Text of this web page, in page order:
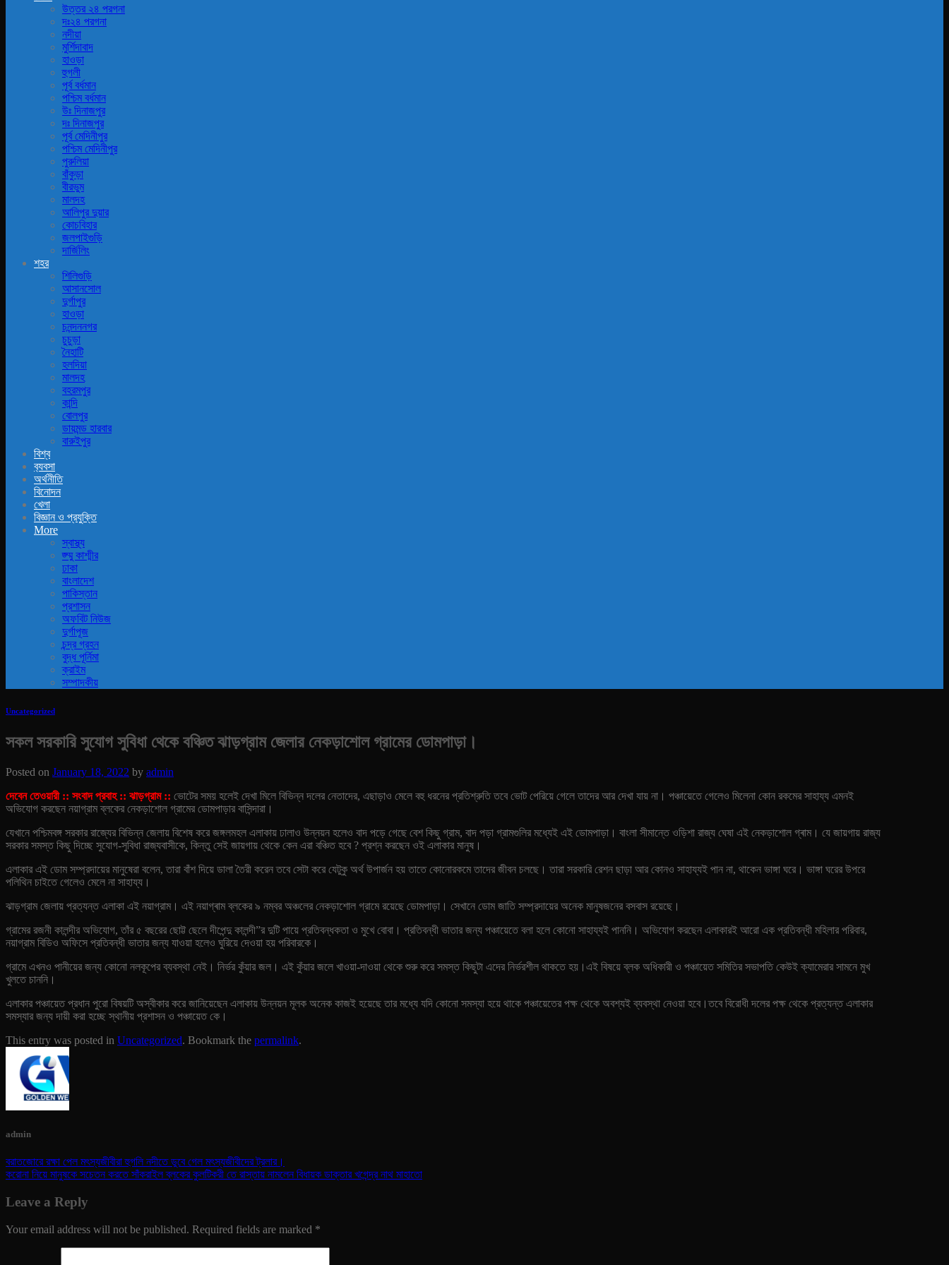
উত্তর ২৪ পরগনা
দঃ২৪ পরগনা
নদীয়া
মুর্শিদাবাদ
হাওড়া
হুগলী
পূর্ব বর্ধমান
পশ্চিম বর্ধমান
উঃ দিনাজপুর
দঃ দিনাজপুর
পূর্ব মেদিনীপুর
পশ্চিম মেদিনীপুর
পুরুলিয়া
বাঁকুড়া
বীরভুম
মালদহ
আলিপুর দুয়ার
কোচবিহার
জলপাইগুড়ি
দার্জিলিং
শহর
শিলিগুড়ি
আসানসোল
দুর্গাপুর
হাওড়া
চনন্দননগর
চুচুড়া
নৈহাটি
হলদিয়া
মালদহ
বহরমপুর
কান্দি
বোলপুর
ডায়মন্ড হারবার
বারুইপুর
বিশ্ব
ব‍্যবসা
অর্থনীতি
বিনোদন
খেলা
বিজ্ঞান ও প্রযুক্তি
More
স্বাস্থ্য
জ্ম্মু কাশ্মীর
ঢাকা
বাংলাদেশ
পাকিস্তান
প্রশাসন
অফবিট নিউজ
দুর্গাপূজ
চন্দ্র গ্রহন
বুদ্ধ পূর্নিমা
ক্রাইম
সম্পাদকীয়
Uncategorized
সকল সরকারি সুযোগ সুবিধা থেকে বঞ্চিত ঝাড়গ্রাম জেলার নেকড়াশোল গ্রামের ডোমপাড়া।
Posted on January 18, 2022 by admin
দেবেন তেওয়ারী :: সংবাদ প্রবাহ :: ঝাড়গ্রাম :: ভোটের সময় হলেই দেখা মিলে বিভিন্ন দলের নেতাদের, এছাড়াও মেলে বহু ধরনের প্রতিশ্রুতি তবে ভোট পেরিয়ে গেলে তাদের আর দেখা যায় না। পঞ্চায়েতে গেলেও মিলেনা কোন রকমের সাহায্য এমনই
অভিযোগ করছেন নয়াগ্রাম ব্লকের নেকড়াশোল গ্রামের ডোমপাড়ার বাসিন্দারা।
যেখানে পশ্চিমবঙ্গ সরকার রাজ্যের বিভিন্ন জেলায় বিশেষ করে জঙ্গলমহল এলাকায় ঢালাও উন্নয়ন হলেও বাদ পড়ে গেছে বেশ কিছু গ্রাম, বাদ পড়া গ্রামগুলির মধ্যেই এই ডোমপাড়া। বাংলা সীমান্তে ওড়িশা রাজ্য ঘেষা এই নেকড়াশোল গ্ৰাম। যে জায়গায় রাজ্য
সরকার সমস্ত কিছু দিচ্ছে সুযোগ-সুবিধা রাজ্যবাসীকে, কিন্তু সেই জায়গায় থেকে কেন এরা বঞ্চিত হবে ? প্রশ্ন করছেন ওই এলাকার মানুষ।
এলাকার এই ডোম সম্প্রদায়ের মানুষেরা বলেন, তারা বাঁশ দিয়ে ডালা তৈরী করেন তবে সেটা করে যেটুকু অর্থ উপার্জন হয় তাতে কোনোরকমে তাদের জীবন চলছে। তারা সরকারি রেশন ছাড়া আর কোনও সাহায্যই পান না, থাকেন ভাঙ্গা ঘরে। ভাঙ্গা ঘরের উপরে
পলিথিন চাইতে গেলেও মেলে না সাহায্য।
ঝাড়গ্রাম জেলায় প্রত্যন্ত এলাকা এই নয়াগ্রাম। এই নয়াগ্ৰাম ব্লকের ৯ নম্বর অঞ্চলের নেকড়াশোল গ্রামে রয়েছে ডোমপাড়া। সেখানে ডোম জাতি সম্প্রদায়ের অনেক মানুষজনের বসবাস রয়েছে।
গ্রামের রজনী কালন্দীর অভিযোগ, তাঁর ৫ বছরের ছোট্ট ছেলে দীপেন্দু কালন্দী”র দুটি পায়ে প্রতিবন্ধকতা ও মুখে বোবা। প্রতিবন্ধী ভাতার জন্য পঞ্চায়েতে বলা হলে কোনো সাহায্যই পাননি। অভিযোগ করছেন এলাকারই আরো এক প্রতিবন্ধী মহিলার পরিবার,
নয়াগ্রাম বিডিও অফিসে প্রতিবন্ধী ভাতার জন্য যাওয়া হলেও ঘুরিয়ে দেওয়া হয় পরিবারকে।
গ্রামে এখনও পানীয়ের জন্য কোনো নলকূপের ব্যবস্থা নেই। নির্ভর কুঁয়ার জল। এই কুঁয়ার জলে খাওয়া-দাওয়া থেকে শুরু করে সমস্ত কিছুটা এদের নির্ভরশীল থাকতে হয়।এই বিষয়ে ব্লক অধিকারী ও পঞ্চায়েত সমিতির সভাপতি কেউই ক্যামেরার সামনে মুখ
খুলতে চাননি।
এলাকার পঞ্চায়েত প্রধান পুরো বিষয়টি অস্বীকার করে জানিয়েছেন এলাকায় উন্নয়ন মূলক অনেক কাজই হয়েছে তার মধ্যে যদি কোনো সমস্যা হয়ে থাকে পঞ্চায়েতের পক্ষ থেকে অবশ্যই ব্যবস্থা নেওয়া হবে।তবে বিরোধী দলের পক্ষ থেকে প্রত্যন্ত এলাকার
সমস্যার জন্য দায়ী করা হচ্ছে স্থানীয় প্রশাসন ও পঞ্চায়েত কে।
This entry was posted in Uncategorized. Bookmark the permalink.
admin
বরাতজোরে রক্ষা পেল মৎস্যজীবীরা হুগলি নদীতে ডুবে গেল মৎস্যজীবীদের ট্রলার।
করোনা নিয়ে মানুষকে সচেতন করতে সাঁকরাইল ব্লকের কুলটিকরী তে রাস্তায় নামলেন বিধায়ক ডাক্তার খগেন্দ্র নাথ মাহাতো
Leave a Reply
Your email address will not be published. Required fields are marked *